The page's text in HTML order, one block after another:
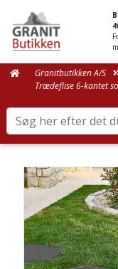
Granitbutikken A/S
Trædeflise 6-kantet